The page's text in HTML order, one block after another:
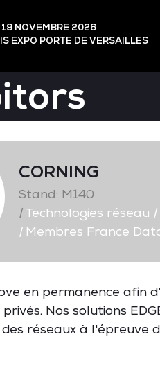
NOVEMBRE 2026
EXPO PORTE DE VERSAILLES
CORNING
Stand: M140
|Technologies réseau |
|Membres France
enpermanence afin
privés. Nos solutions
des réseaux à l'épreuve